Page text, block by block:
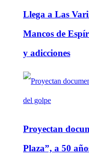
Llega a Las
Mancos de
y adicciones
Proyectan
Plaza”, a 50